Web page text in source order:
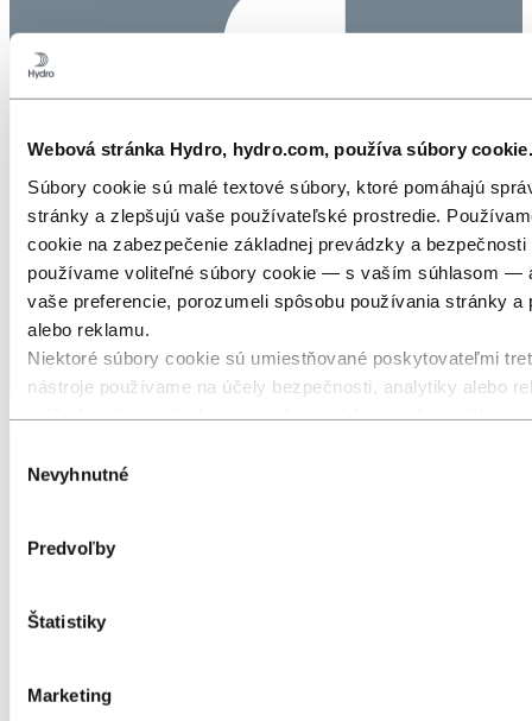
Webová stránka Hydro, hydro.com, používa súbory cookie.
Súbory cookie sú malé textové súbory, ktoré pomáhajú
stránky a zlepšujú vaše používateľské prostredie.
cookie na zabezpečenie základnej prevádzky a
používame voliteľné súbory cookie — s vaším súhlasom —
vaše preferencie, porozumeli spôsobu používania stránky a
alebo reklamu.
Niektoré súbory cookie sú umiestňované poskytovateľmi
nástroje používame na účely bezpečnosti, analytiky alebo
interakcie s ich službami. Tretia strana uvedená ako
súhlasu
Nevyhnutné
Predvoľby
Štatistiky
Marketing